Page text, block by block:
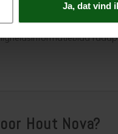
Ja, dat vind
Hout Nova
Hout Nova?